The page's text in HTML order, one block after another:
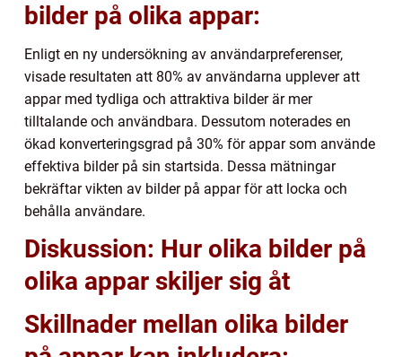
bilder på olika appar:
Enligt en ny undersökning av användarpreferenser,
visade resultaten att 80% av användarna upplever att
appar med tydliga och attraktiva bilder är mer
tilltalande och användbara. Dessutom noterades en
ökad konverteringsgrad på 30% för appar som använde
effektiva bilder på sin startsida. Dessa mätningar
bekräftar vikten av bilder på appar för att locka och
behålla användare.
Diskussion: Hur olika bilder på
olika appar skiljer sig åt
Skillnader mellan olika bilder